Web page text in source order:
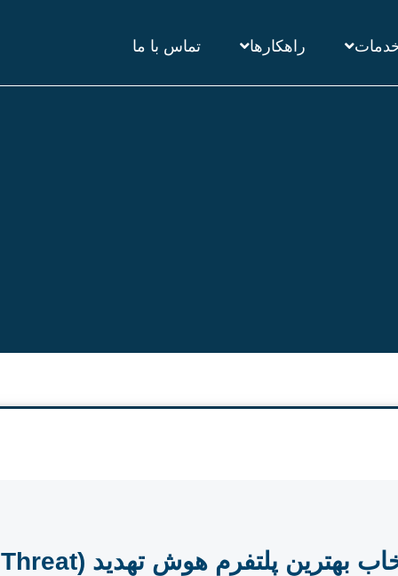
راهکارها تماس با ما
راهنمای انتخاب بهترین پلتفرم هوش تهدید (Threat